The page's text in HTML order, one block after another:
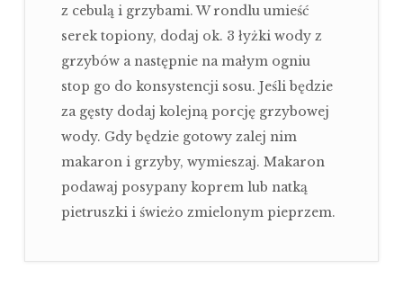
z cebulą i grzybami. W rondlu umieść
serek topiony, dodaj ok. 3 łyżki wody z
grzybów a następnie na małym ogniu
stop go do konsystencji sosu. Jeśli będzie
za gęsty dodaj kolejną porcję grzybowej
wody. Gdy będzie gotowy zalej nim
makaron i grzyby, wymieszaj. Makaron
podawaj posypany koprem lub natką
pietruszki i świeżo zmielonym pieprzem.